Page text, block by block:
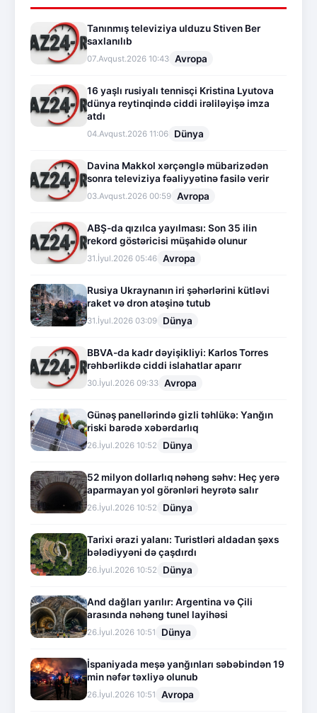
Tanınmış televiziya ulduzu Stiven Ber
saxlanılıb
07.Avqust.2026 10:43 Avropa
16 yaşlı rusiyalı tennisçi Kristina Lyutova
dünya reytinqində ciddi irəliləyişə imza
atdı
04.Avqust.2026 11:06 Dünya
Davina Makkol xərçənglə mübarizədən
sonra televiziya fəaliyyətinə fasilə verir
03.Avqust.2026 00:59 Avropa
ABŞ-da qızılca yayılması: Son 35 ilin
rekord göstəricisi müşahidə olunur
31.İyul.2026 05:46 Avropa
Rusiya Ukraynanın iri şəhərlərini kütləvi
raket və dron atəşinə tutub
31.İyul.2026 03:09 Dünya
BBVA-da kadr dəyişikliyi: Karlos Torres
rəhbərlikdə ciddi islahatlar aparır
30.İyul.2026 09:33 Avropa
Günəş panellərində gizli təhlükə: Yanğın
riski barədə xəbərdarlıq
26.İyul.2026 10:52 Dünya
52 milyon dollarlıq nəhəng səhv: Heç yerə
aparmayan yol görənləri heyrətə salır
26.İyul.2026 10:52 Dünya
Tarixi ərazi yalanı: Turistləri aldadan şəxs
bələdiyyəni də çaşdırdı
26.İyul.2026 10:52 Dünya
And dağları yarılır: Argentina və Çili
arasında nəhəng tunel layihəsi
26.İyul.2026 10:51 Dünya
İspaniyada meşə yanğınları səbəbindən 19
min nəfər təxliyə olunub
26.İyul.2026 10:51 Avropa